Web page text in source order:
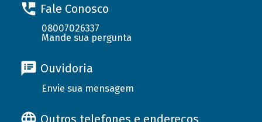
Fale Conosco
08007026337
Mande sua pergunta
Ouvidoria
Envie sua mensagem
Outros telefones e endereços